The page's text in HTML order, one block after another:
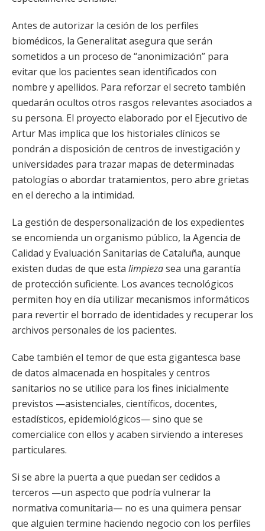
Antes de autorizar la cesión de los perfiles
biomédicos, la Generalitat asegura que serán
sometidos a un proceso de “anonimización” para
evitar que los pacientes sean identificados con
nombre y apellidos. Para reforzar el secreto también
quedarán ocultos otros rasgos relevantes asociados a
su persona. El proyecto elaborado por el Ejecutivo de
Artur Mas implica que los historiales clínicos se
pondrán a disposición de centros de investigación y
universidades para trazar mapas de determinadas
patologías o abordar tratamientos, pero abre grietas
en el derecho a la intimidad.
La gestión de despersonalización de los expedientes
se encomienda un organismo público, la Agencia de
Calidad y Evaluación Sanitarias de Cataluña, aunque
existen dudas de que esta limpiezasea una garantía
de protección suficiente. Los avances tecnológicos
permiten hoy en día utilizar mecanismos informáticos
para revertir el borrado de identidades y recuperar los
archivos personales de los pacientes.
Cabe también el temor de que esta gigantesca base
de datos almacenada en hospitales y centros
sanitarios no se utilice para los fines inicialmente
previstos —asistenciales, científicos, docentes,
estadísticos, epidemiológicos— sino que se
comercialice con ellos y acaben sirviendo a intereses
particulares.
Si se abre la puerta a que puedan ser cedidos a
terceros —un aspecto que podría vulnerar la
normativa comunitaria— no es una quimera pensar
que alguien termine haciendo negocio con los perfiles